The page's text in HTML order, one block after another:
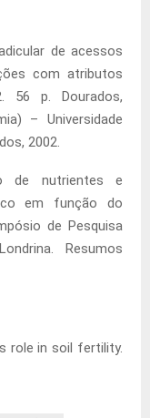
de acessos
com atributos
56 p. Dourados,
– Universidade
2002.
de nutrientes e
em função do
de Pesquisa
Resumos
role in soil fertility.